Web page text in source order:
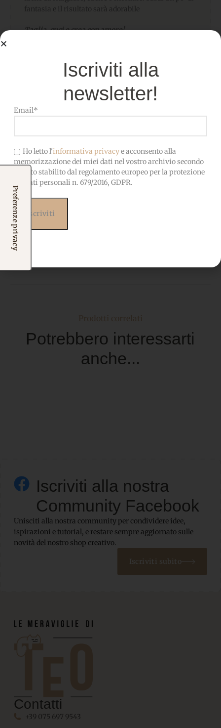
Taglia, cuci e crea con amore!
Specifiche tecniche
📐 MISURA: 50×40 cm
incollare
CERTIFICATO
OEKO-TEX-Privo di sostanze
Potrebbero interessarti
anche...
Iscriviti alla nostra
Community Facebook
Unisciti alla nostra community per condividere idee,
ispirazioni e tutorial, e restare sempre aggiornato sulle
novità del nostro shop creativo.
Iscriviti subito
Contatti
+39 075 697 9543
Iscriviti alla
newsletter!
Email*
Ho letto l'informativa privacye acconsento alla
memorizzazione dei miei dati nel vostro archivio secondo
quanto stabilito dal regolamento europeo per la protezione
dei dati personali n. 679/2016, GDPR.